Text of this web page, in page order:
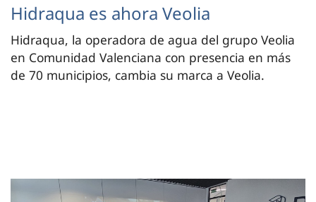
Hidraqua es ahora Veolia
Hidraqua, la operadora de agua del grupo Veolia
en Comunidad Valenciana con presencia en más
de 70 municipios, cambia su marca a Veolia.